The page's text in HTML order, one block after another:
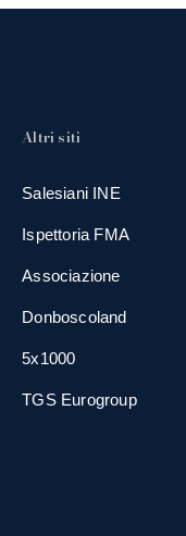
Altri siti
Salesiani INE
Ispettoria FMA
Associazione
Donboscoland
5x1000
TGS Eurogroup